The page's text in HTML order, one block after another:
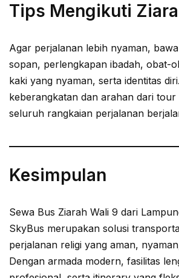
Tips Mengikuti
Agar perjalanan lebih nyaman,
sopan, perlengkapan ibadah, obat-
kaki yang nyaman, serta identitas
keberangkatan dan arahan dari tour
seluruh rangkaian perjalanan
Kesimpulan
Sewa Bus Ziarah Wali 9 dari
SkyBus merupakan solusi
perjalanan religi yang aman,
Dengan armada modern, fasilitas